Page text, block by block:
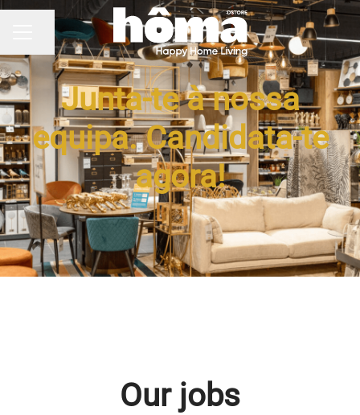
MENU DE CARREIRAS
Partilhar página
Junta-te à nossa
equipa. Candidata-te
agora!
Our jobs